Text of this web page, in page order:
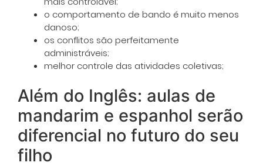
o comportamento de bando é muito menos
danoso;
os conflitos são perfeitamente
administráveis;
melhor controle das atividades coletivas;
Além do Inglês: aulas de
mandarim e espanhol serão
diferencial no futuro do seu
filho